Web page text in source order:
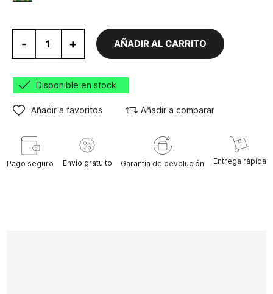
- + AÑADIR AL CARRITO
Disponible en stock
Añadir a favoritos Añadir a comparar
Pago seguro Envío gratuito Garantía de devolución Entrega rápida